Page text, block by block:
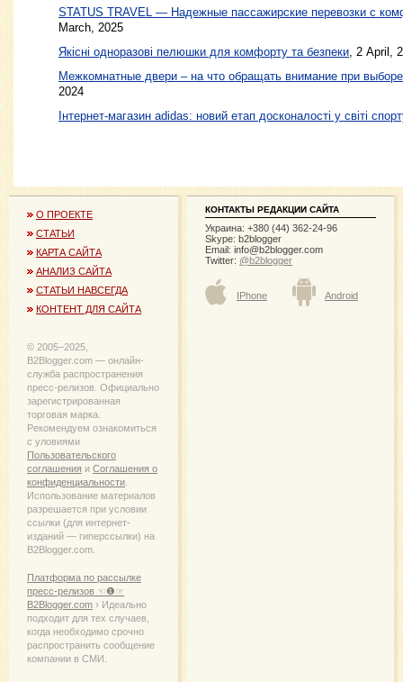
STATUS TRAVEL — Надежные пассажирские перевозки с
March, 2025
Якісні одноразові пелюшки для комфорту та безпеки , 2 April,
Межкомнатные двери – на что обращать внимание при
2024
Інтернет-магазин adidas: новий етап досконалості у світі
О ПРОЕКТЕ
СТАТЬИ
КАРТА САЙТА
АНАЛИЗ САЙТА
СТАТЬИ НАВСЕГДА
КОНТЕНТ ДЛЯ САЙТА
© 2005−2025,
B2Blogger.com — онлайн-
служба распространения
пресс-релизов. Официально
зарегистрированная
торговая марка.
Рекомендуем ознакомиться
с уловиями
Пользовательского
соглашения и Соглашения о
конфиденциальности
Использование материалов
разрешается при условии
ссылки (для интернет-
изданий — гиперссылки) на
B2Blogger.com.
Платформа по рассылке
пресс-релизов ☜❶☞
B2Blogger.com › Идеально
подходит для тех случаев,
когда необходимо срочно
распространить сообщение
компании в СМИ.
КОНТАКТЫ РЕДАКЦИИ САЙТА
Украина: +380 (44) 362-24-96
Skype: b2blogger
Email: info@b2blogger.com
Twitter: @b2blogger
IPhone Android